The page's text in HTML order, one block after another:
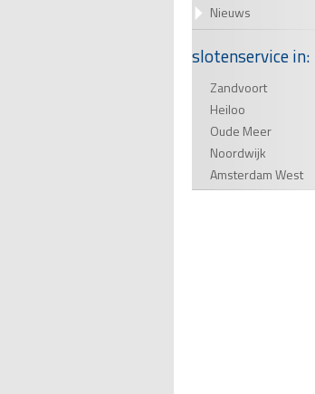
Nieuws
slotenservice in:
Zandvoort
Heiloo
Oude Meer
Noordwijk
Amsterdam West